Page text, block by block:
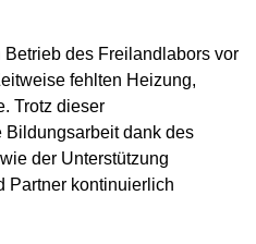
des Freilandlabors vor
fehlten Heizung,
Trotz dieser
Bildungsarbeit dank des
der Unterstützung
Partner kontinuierlich